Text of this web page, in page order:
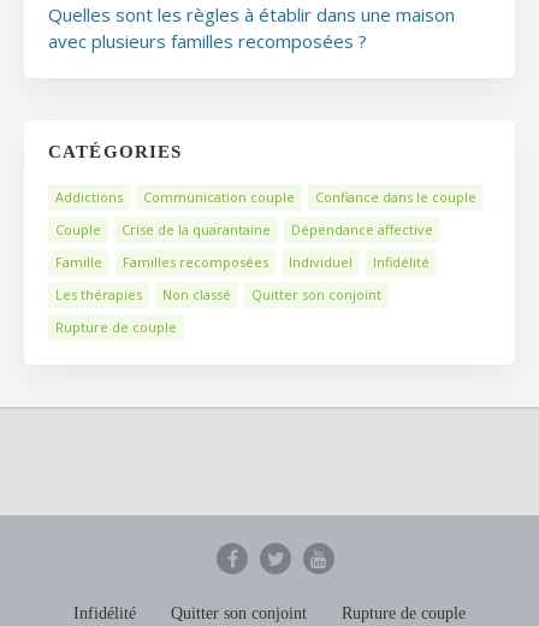
Quelles sont les règles à établir dans une maison
avec plusieurs familles recomposées ?
CATÉGORIES
Addictions Communication couple
Confiance dans le couple
Couple
Crise de la quarantaine
Dépendance affective
Famille
Familles recomposées Individuel
Infidélité
Les thérapies
Non classé
Quitter son conjoint
Rupture de couple
Infidélité Quitter son conjoint Rupture de couple